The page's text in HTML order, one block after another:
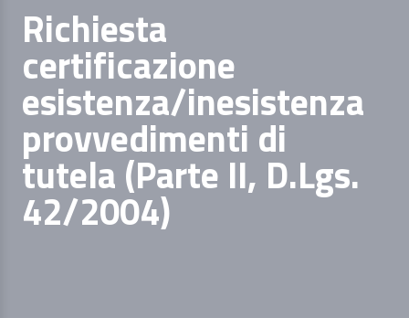
Richiesta
certificazione
esistenza/inesistenza
provvedimenti di
tutela (Parte II, D.Lgs.
42/2004)